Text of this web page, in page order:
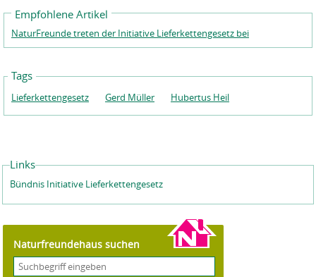
Empfohlene Artikel
NaturFreunde treten der Initiative Lieferkettengesetz bei
Tags
Lieferkettengesetz Gerd Müller Hubertus Heil
Links
Bündnis Initiative Lieferkettengesetz
Naturfreundehaus suchen